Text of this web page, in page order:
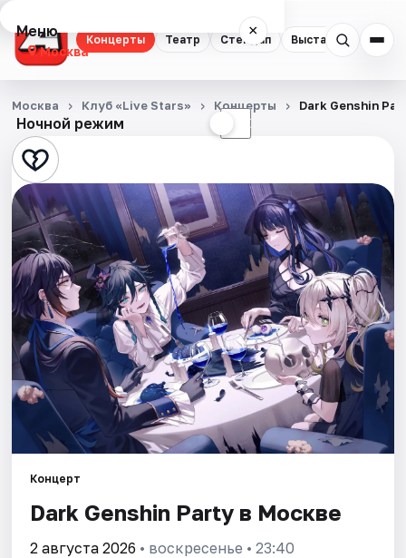
Концерты Театр Стендап Выставки
Меню ×
Москва
Концерты
Театр
Стендап
Выставки
Квесты
Экскурсии
Спорт
События
Города
Ночной режим ☾
Москва Клуб «Live Stars» Концерты Dark Genshin
Концерт
Dark Genshin Party в Москве
2 августа 2026 • воскресенье • 23:40